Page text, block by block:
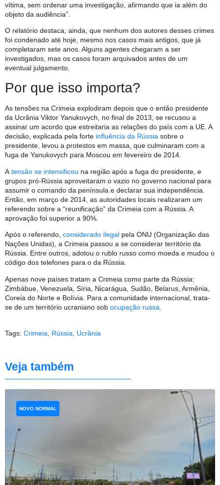
vítima, sem ordenar uma investigação, afirmando que ia além do
objeto da audiência”.
O relatório destaca, ainda, que nenhum dos autores desses crimes
foi condenado até hoje, mesmo nos casos mais antigos, que já
completaram sete anos. Alguns agentes chegaram a ser
investigados, mas os casos foram arquivados antes de um
eventual julgamento.
Por que isso importa?
As tensões na Crimeia explodiram depois que o então presidente
da Ucrânia Viktor Yanukovych, no final de 2013, se recusou a
assinar um acordo que estreitaria as relações do país com a UE. A
decisão, explicada pela forte influência da Rússia sobre o
presidente, levou a protestos em massa, que culminaram com a
fuga de Yanukovych para Moscou em fevereiro de 2014.
A tensão se intensificou na região após a fuga do presidente, e
grupos pró-Rússia aproveitaram o vazio no governo nacional para
assumir o comando da península e declarar sua independência.
Então, em março de 2014, as autoridades locais realizaram um
referendo sobre a “reunificação” da Crimeia com a Rússia. A
aprovação foi superior a 90%.
Após o referendo, considerado ilegal pela ONU (Organização das
Nações Unidas), a Crimeia passou a se considerar território da
Rússia. Entre outros, adotou o rublo russo como moeda e mudou o
código dos telefones para o da Rússia.
Apenas nove países tratam a Crimeia como parte da Rússia:
Zimbábue, Venezuela, Síria, Nicarágua, Sudão, Belarus, Armênia,
Coreia do Norte e Bolívia. Para a comunidade internacional, trata-
se de um território ucraniano sob ocupação russa
Tags: Crimeia Rússia Ucrânia
Veja também
NOVO NORMAL